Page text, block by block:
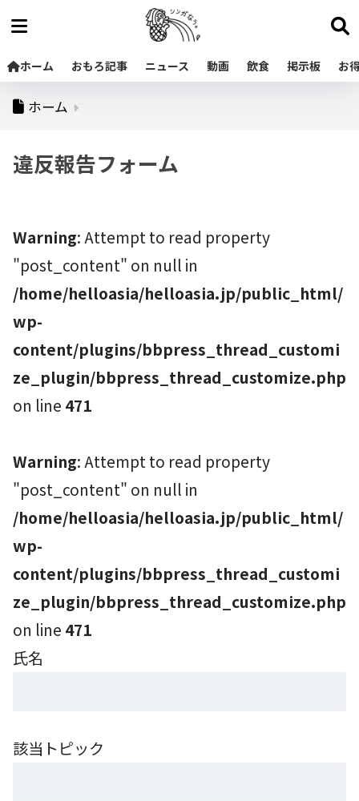
ホーム おもろ記事 ニュース 動画 飲食 掲示板 お
ホーム
違反報告フォーム
Warning: Attempt to read property
"post_content" on null in
/home/helloasia/helloasia.jp/public_html/
wp-
content/plugins/bbpress_thread_customi
ze_plugin/bbpress_thread_customize.php
on line 471
Warning: Attempt to read property
"post_content" on null in
/home/helloasia/helloasia.jp/public_html/
wp-
content/plugins/bbpress_thread_customi
ze_plugin/bbpress_thread_customize.php
on line 471
氏名
該当トピック